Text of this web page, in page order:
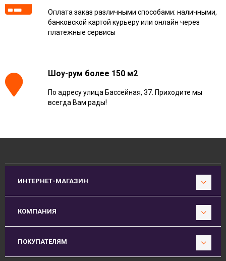
Оплата заказ различными способами: наличными,
банковской картой курьеру или онлайн через
платежные сервисы
Шоу-рум более 150 м2
По адресу улица Бассейная, 37. Приходите мы
всегда Вам рады!
ИНТЕРНЕТ-МАГАЗИН
КОМПАНИЯ
ПОКУПАТЕЛЯМ